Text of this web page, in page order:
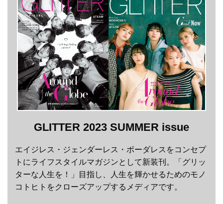
GLITTER 2023 SUMMER issue
エイジレス・ジェンダーレス・ボーダレスをコンセプ
トにライフスタイルマガジンとして新装刊。「グリッ
ターな人生を！」目指し、人生を輝かせるためのモノ
コトヒトをクローズアップするメディアです。